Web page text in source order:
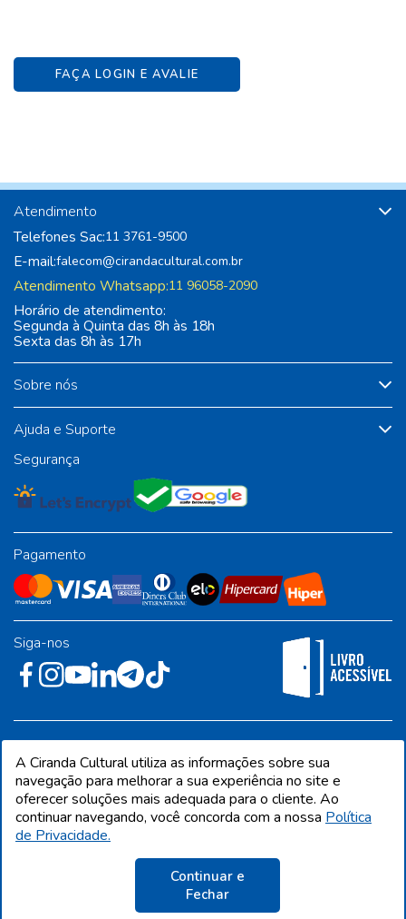
FAÇA LOGIN E AVALIE
Sobre nós
Ajuda e Suporte
Atendimento
Telefones Sac:11 3761-9500
E-mail:falecom@cirandacultural.com.br
Atendimento Whatsapp:11 96058-2090
Horário de atendimento:
Segunda à Quinta das 8h às 18h
Sexta das 8h às 17h
Segurança
Pagamento
Siga-nos
Industrial - Jandira/SP - CEP 06612-001
CIRANDA CULTURAL EDITORA E DISTRIBUIDORA LTDA. Todos os direitos
reservados. Proibida reprodução total ou parcial. Preços e estoque sujeito a
alterações sem aviso prévio.
CNPJ 68.216.860/0001-09 | IE 398.136.177.113
A Ciranda Cultural utiliza as informações sobre sua
navegação para melhorar a sua experiência no site e
oferecer soluções mais adequada para o cliente. Ao
continuar navegando, você concorda com a nossa Política
de Privacidade.
Continuar e
Fechar